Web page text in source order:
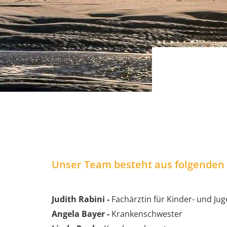
Unser Team besteht aus
Judith Rabini - Fachärztin für Kinder- und
Angela Bayer - Krankenschwester